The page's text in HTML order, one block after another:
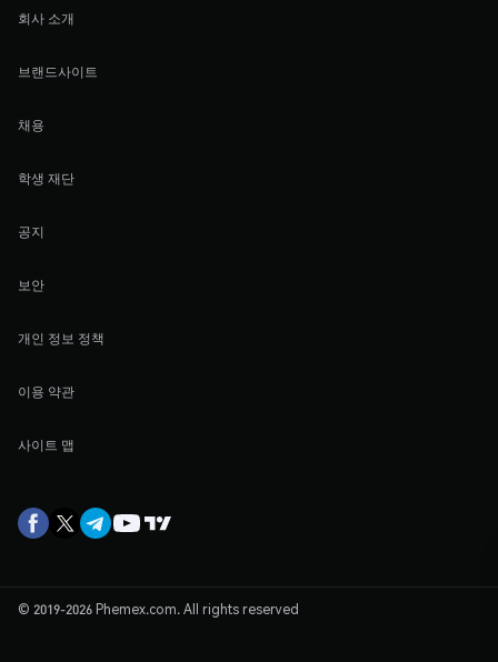
회사 소개
브랜드사이트
채용
학생 재단
공지
보안
개인 정보 정책
이용 약관
사이트 맵
© 2019-2026 Phemex.com. All rights reserved